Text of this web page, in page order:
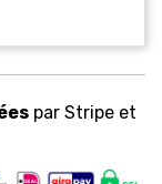
par Stripe et